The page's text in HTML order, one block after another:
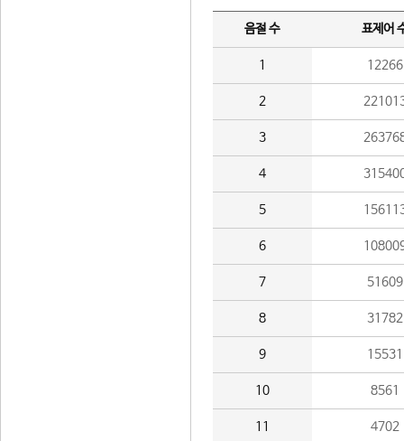
음절 수 표제어
1 12266
2
3
4
5
6
7 51609
8 31782
9 15531
10 8561
11 4702